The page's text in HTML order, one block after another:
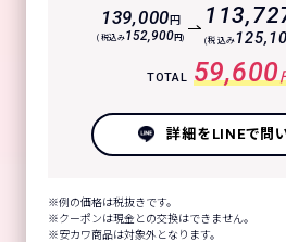
139,000円
(税込み152,900円) (税込み
TOTAL 59,600
詳細をLINEで問
例の価格は税抜きです。
クーポンは現金との交換はできません。
安カワ商品は対象外となります。